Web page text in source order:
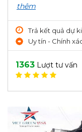
thêm
Trả kết quả dự
Uy tín - Chính
1363 Lượt tư vấn